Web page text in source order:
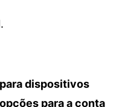
dispositivos
para a conta